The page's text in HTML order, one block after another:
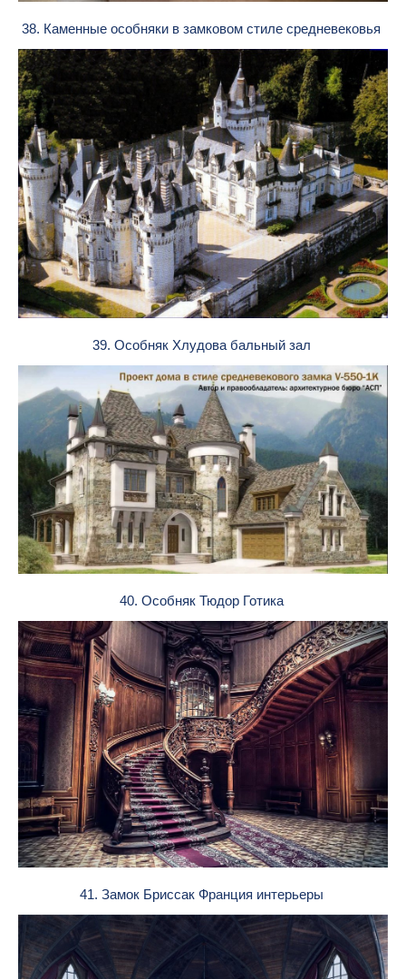
38. Каменные особняки в замковом стиле средневековья
39. Особняк Хлудова бальный зал
40. Особняк Тюдор Готика
41. Замок Бриссак Франция интерьеры